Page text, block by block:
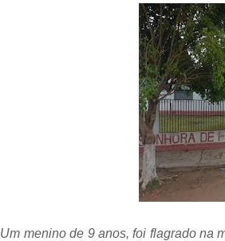
Um menino de 9 anos, foi flagrado na